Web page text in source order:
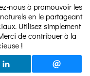
nous à promouvoir les
en le partageant
Utilisez simplement
de contribuer à la
!